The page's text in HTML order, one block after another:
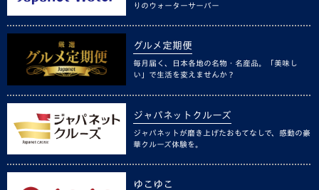
りのウォーターサーバー
グルメ定期便
毎月届く、日本各地の名物・名産品。「美味し
い」で生活を変えませんか？
ジャパネットクルーズ
ジャパネットが磨き上げたおもてなしで、感動の豪
華クルーズ体験を。
ゆこゆこ